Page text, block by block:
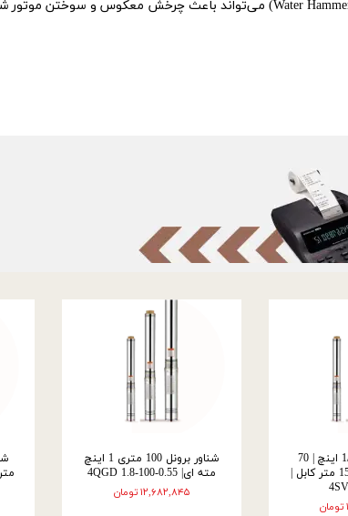
شناور برونل | 1/5 اینچ | 70
متری | 1 اسب | 15 متر کابل |
شناور برونل 100 متری 1 اینچ
مته ای| 4QGD 1.8-100-0.55
۱۲,۶۸۲,۸۴۵ تومان